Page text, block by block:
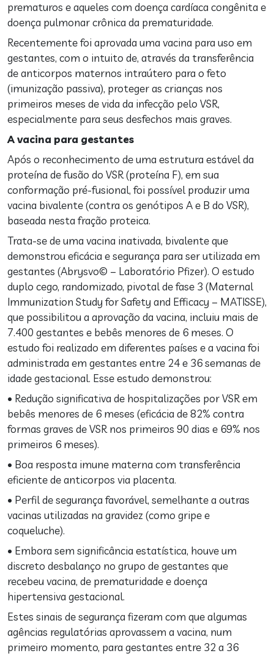
prematuros e aqueles com doença cardíaca congênita e
doença pulmonar crônica da prematuridade.
Recentemente foi aprovada uma vacina para uso em
gestantes, com o intuito de, através da transferência
de anticorpos maternos intraútero para o feto
(imunização passiva), proteger as crianças nos
primeiros meses de vida da infecção pelo VSR,
especialmente para seus desfechos mais graves.
A vacina para gestantes
Após o reconhecimento de uma estrutura estável da
proteína de fusão do VSR (proteína F), em sua
conformação pré-fusional, foi possível produzir uma
vacina bivalente (contra os genótipos A e B do VSR),
baseada nesta fração proteica.
Trata-se de uma vacina inativada, bivalente que
demonstrou eficácia e segurança para ser utilizada em
gestantes (Abrysvo© – Laboratório Pfizer). O estudo
duplo cego, randomizado, pivotal de fase 3 (Maternal
Immunization Study for Safety and Efficacy – MATISSE),
que possibilitou a aprovação da vacina, incluiu mais de
7.400 gestantes e bebês menores de 6 meses. O
estudo foi realizado em diferentes países e a vacina foi
administrada em gestantes entre 24 e 36 semanas de
idade gestacional. Esse estudo demonstrou:
• Redução significativa de hospitalizações por VSR em
bebês menores de 6 meses (eficácia de 82% contra
formas graves de VSR nos primeiros 90 dias e 69% nos
primeiros 6 meses).
• Boa resposta imune materna com transferência
eficiente de anticorpos via placenta.
• Perfil de segurança favorável, semelhante a outras
vacinas utilizadas na gravidez (como gripe e
coqueluche).
• Embora sem significância estatística, houve um
discreto desbalanço no grupo de gestantes que
recebeu vacina, de prematuridade e doença
hipertensiva gestacional.
Estes sinais de segurança fizeram com que algumas
agências regulatórias aprovassem a vacina, num
primeiro momento, para gestantes entre 32 a 36